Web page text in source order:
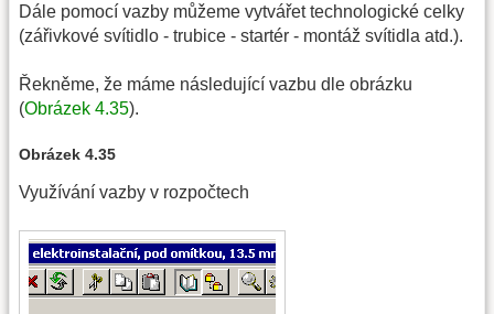
Dále pomocí vazby můžeme vytvářet technologické celky
(zářivkové svítidlo - trubice - startér - montáž svítidla atd.).
Řekněme, že máme následující vazbu dle obrázku
(Obrázek 4.35).
Obrázek 4.35
Využívání vazby v rozpočtech